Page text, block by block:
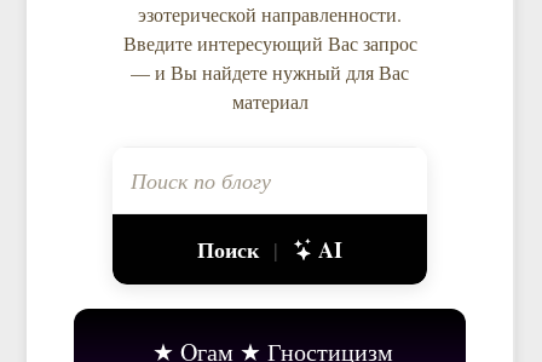
эзотерической направленности.
Введите интересующий Вас запрос
— и Вы найдете нужный для Вас
материал
Поиск | AI
Oгам
Гностицизм